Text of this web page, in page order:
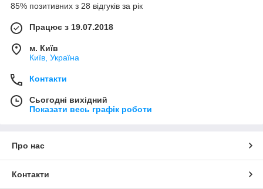
85% позитивних з 28 відгуків за рік
Працює з 19.07.2018
м. Київ
Київ, Україна
Контакти
Сьогодні вихідний
Показати весь графік роботи
Про нас
Контакти